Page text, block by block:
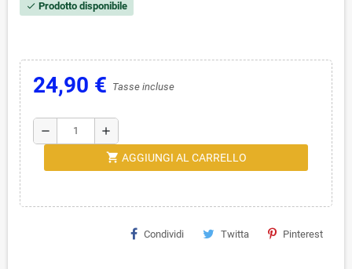
check Prodotto disponibile
24,90 € Tasse incluse
remove add
shopping_cart AGGIUNGI AL CARRELLO
Condividi Twitta Pinterest